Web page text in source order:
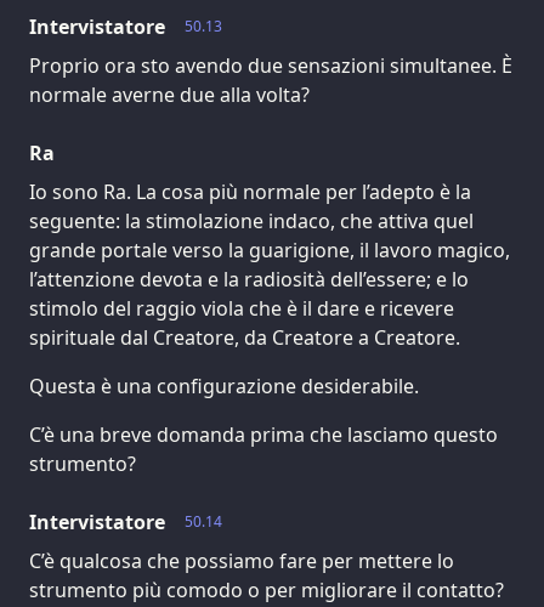
50.13
Intervistatore
Proprio ora sto avendo due sensazioni simultanee. È
normale averne due alla volta?
Ra
Io sono Ra. La cosa più normale per l’adepto è la
seguente: la stimolazione indaco, che attiva quel
grande portale verso la guarigione, il lavoro magico,
l’attenzione devota e la radiosità dell’essere; e lo
stimolo del raggio viola che è il dare e ricevere
spirituale dal Creatore, da Creatore a Creatore.
Questa è una configurazione desiderabile.
C’è una breve domanda prima che lasciamo questo
strumento?
50.14
Intervistatore
C’è qualcosa che possiamo fare per mettere lo
strumento più comodo o per migliorare il contatto?